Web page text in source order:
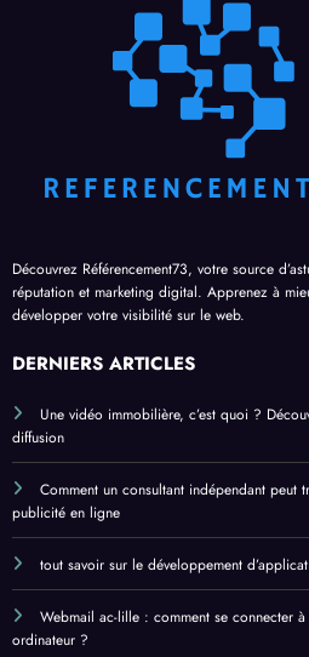
Découvrez Référencement73, votre source
réputation et marketing digital. Apprenez à
développer votre visibilité sur le web.
DERNIERS ARTICLES
Une vidéo immobilière, c’est quoi ?
diffusion
Comment un consultant indépendant peut
publicité en ligne
tout savoir sur le développement
Webmail ac-lille : comment se connecter
ordinateur ?